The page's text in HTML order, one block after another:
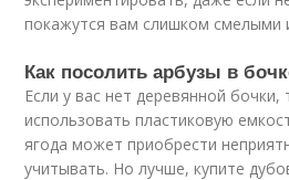
покажутся вам слишком смелыми
Как посолить арбузы в
Если у вас нет деревянной
использовать пластиковую
ягода может приобрести
учитывать. Но лучше, купите